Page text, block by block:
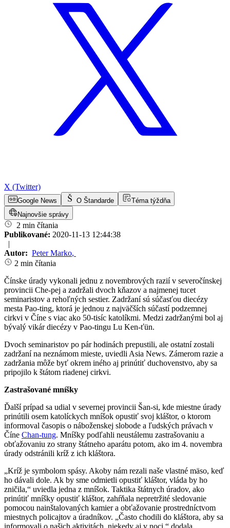
X (Twitter)
Google News O Štandarde
Téma týždňa
Najnovšie správy
2 min čítania
Publikované: 2020-11-13 12:44:38
|
Autor: Peter Marko,
2 min čítania
Čínske úrady vykonali jednu z novembrových razií v severočínskej
provincii Che-pej a zadržali dvoch kňazov a najmenej tucet
seminaristov a rehoľných sestier. Zadržaní sú súčasťou diecézy
mesta Pao-ting, ktorá je jednou z najväčších súčastí podzemnej
cirkvi v Číne s viac ako 50-tisíc katolíkmi. Medzi zadržanými bol aj
bývalý vikár diecézy v Pao-tingu Lu Ken-ťün.
Dvoch seminaristov po pár hodinách prepustili, ale ostatní zostali
zadržaní na neznámom mieste, uviedli Asia News. Zámerom razie a
zadržania môže byť okrem iného aj prinútiť duchovenstvo, aby sa
pripojilo k štátom riadenej cirkvi.
Zastrašované mníšky
Ďalší prípad sa udial v severnej provincii Šan-si, kde miestne úrady
prinútili osem katolíckych mníšok opustiť svoj kláštor, o ktorom
informoval časopis o náboženskej slobode a ľudských právach v
Číne Chan-tung. Mníšky podľahli neustálemu zastrašovaniu a
obťažovaniu zo strany štátneho aparátu potom, ako im 4. novembra
úrady odstránili kríž z ich kláštora.
„Kríž je symbolom spásy. Akoby nám rezali naše vlastné mäso, keď
ho dávali dole. Ak by sme odmietli opustiť kláštor, vláda by ho
zničila,“ uviedla jedna z mníšok. Taktika štátnych úradov, ako
prinútiť mníšky opustiť kláštor, zahŕňala nepretržité sledovanie
pomocou nainštalovaných kamier a obťažovanie prostredníctvom
miestnych policajtov a úradníkov. „Často chodili do kláštora, aby sa